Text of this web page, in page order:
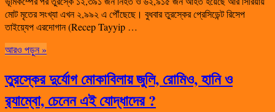
মোট মৃতের সংখ্যা এখন ২,৯৯২ এ পৌঁছেছে। বুধবার তুরস্কের প্রেসিডেন্ট রিসেপ
তাইয়্যেপ এরদোগান (Recep Tayyip …
আরও পড়ুন »
তুরস্কের দুর্যোগ মোকাবিলায় জুলি, রোমিও, হানি ও
র‍্যাম্বো, চেনেন এই যোদ্ধাদের ?